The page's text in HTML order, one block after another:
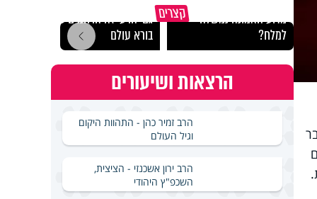
קצרים
מדוע האמונה נמשלה
למלח?
גם ׳הרע׳ זה הרחמים של
בורא עולם
הרצאות ושיעורים
הרב זמיר כהן - התהוות היקום
וגיל העולם
הרב ירון אשכנזי - הציצית,
השכפ"ץ היהודי